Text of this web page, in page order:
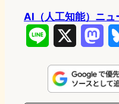
AI（人工知能）ニュ
n
s